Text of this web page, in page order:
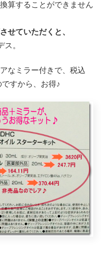
算することができません
せていただくと、
ス。
なミラー付きで、税込
すから、お得♪